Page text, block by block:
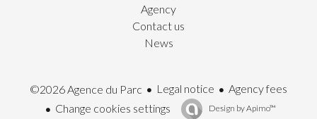
Agency
Contact us
News
©2026 Agence du Parc Legal notice
Agency fees
Change cookies settings
Design byApimo™